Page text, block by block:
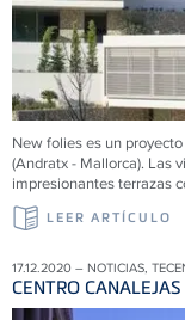
New folies es un
(Andratx - Mallorca). Las
impresionantes terrazas
LEER ARTÍCULO
17.12.2020 – NOTICIAS,
CENTRO